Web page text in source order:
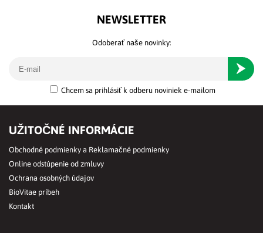
NEWSLETTER
Odoberať naše novinky:
Chcem sa prihlásiť k odberu noviniek e-mailom
UŽITOČNÉ INFORMÁCIE
Obchodné podmienky a Reklamačné podmienky
Online odstúpenie od zmluvy
Ochrana osobných údajov
BioVitae príbeh
Kontakt